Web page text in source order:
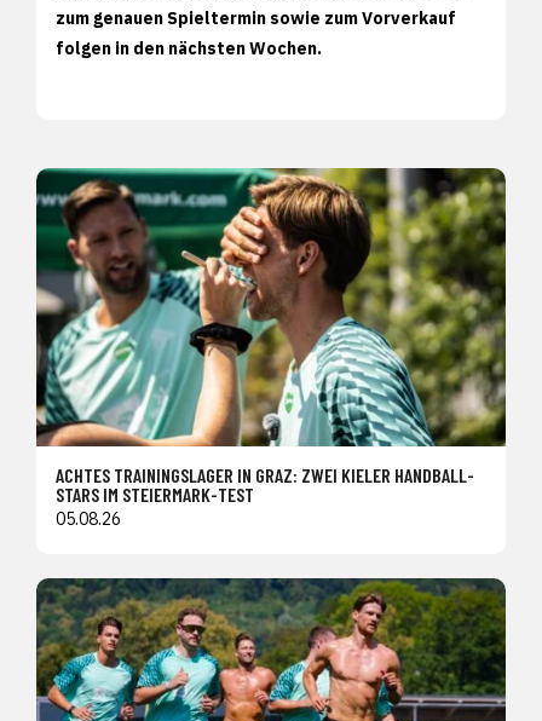
zum genauen Spieltermin sowie zum Vorverkauf
folgen in den nächsten Wochen.
ACHTES TRAININGSLAGER IN GRAZ: ZWEI KIELER HANDBALL-
STARS IM STEIERMARK-TEST
05.08.26